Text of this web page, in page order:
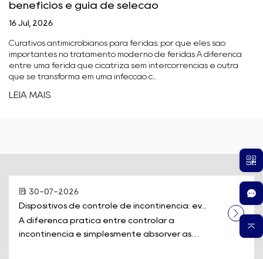
benefícios e guia de seleção
16 Jul, 2026
Curativos antimicrobianos para feridas: por que eles são
importantes no tratamento moderno de feridas A diferença
entre uma ferida que cicatriza sem intercorrências e outra
que se transforma em uma infecção c...
LEIA MAIS
30-07-2026
Dispositivos de controle de incontinência: ev...
A diferença prática entre controlar a
incontinência e simplesmente absorver as